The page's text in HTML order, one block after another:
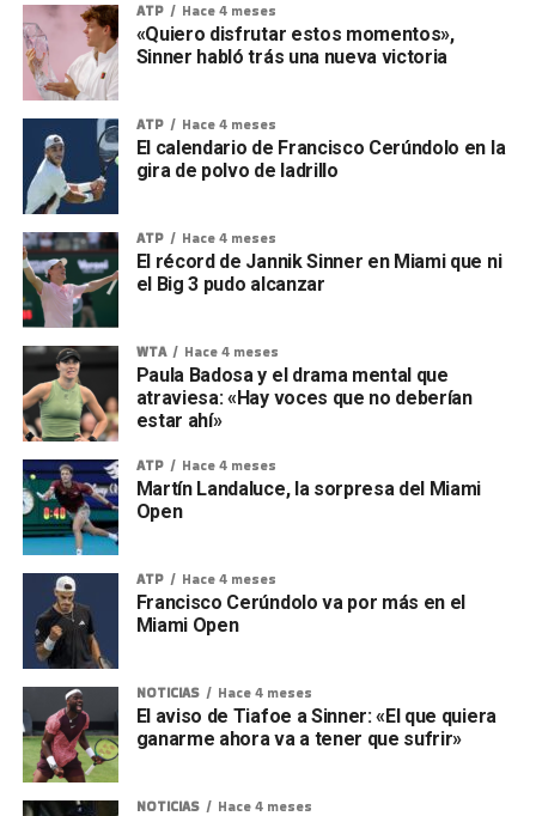
ATP Hace 4 meses
«Quiero disfrutar estos momentos»,
Sinner habló trás una nueva victoria
ATP Hace 4 meses
El calendario de Francisco Cerúndolo en la
gira de polvo de ladrillo
ATP Hace 4 meses
El récord de Jannik Sinner en Miami que ni
el Big 3 pudo alcanzar
WTA Hace 4 meses
Paula Badosa y el drama mental que
atraviesa: «Hay voces que no deberían
estar ahí»
ATP Hace 4 meses
Martín Landaluce, la sorpresa del Miami
Open
ATP Hace 4 meses
Francisco Cerúndolo va por más en el
Miami Open
NOTICIAS Hace 4 meses
El aviso de Tiafoe a Sinner: «El que quiera
ganarme ahora va a tener que sufrir»
NOTICIAS Hace 4 meses